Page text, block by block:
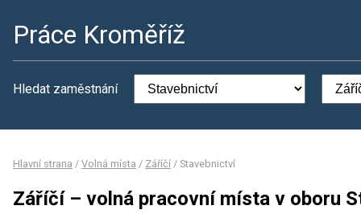
Práce Kroměříž
Hledat zaměstnání
Hlavní strana / Volná místa / Záříčí / Stavebnictví
Záříčí – volná pracovní místa v oboru